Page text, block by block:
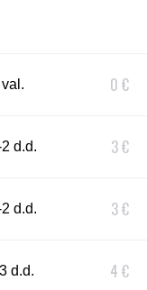
0 €
d.d. 3 €
d.d. 3 €
d.d. 4 €